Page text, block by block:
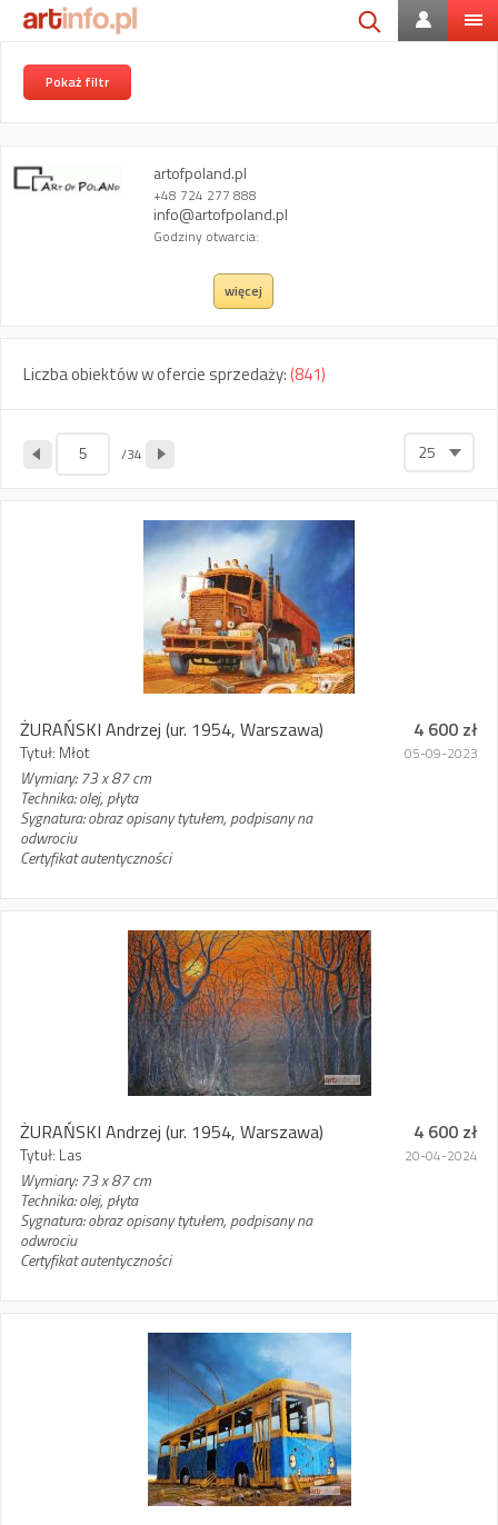
Pokaż filtr
artofpoland.pl
+48 724 277 888
info@artofpoland.pl
Godziny otwarcia:
więcej
Liczba obiektów w ofercie sprzedaży:(841)
/34 25
ŻURAŃSKI Andrzej (ur. 1954, Warszawa)
Tytuł: Młot
Wymiary: 73 x 87 cm
Technika: olej, płyta
Sygnatura: obraz opisany tytułem, podpisany na
odwrociu
Certyfikat autentyczności
4 600 zł
05-09-2023
ŻURAŃSKI Andrzej (ur. 1954, Warszawa)
Tytuł: Las
Wymiary: 73 x 87 cm
Technika: olej, płyta
Sygnatura: obraz opisany tytułem, podpisany na
odwrociu
Certyfikat autentyczności
4 600 zł
20-04-2024